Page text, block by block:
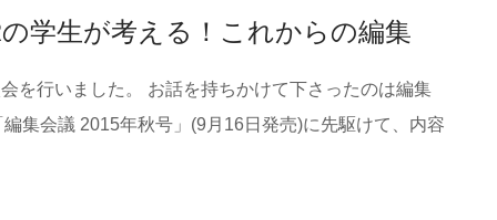
学生が考える！これからの編集
を行いました。 お話を持ちかけて下さったのは編集
集会議 2015年秋号」(9月16日発売)に先駆けて、内容